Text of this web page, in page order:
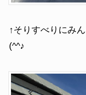
↑そりすべりにみ
(^^♪